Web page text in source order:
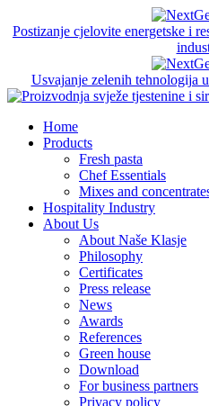
Postizanje cjelovite energetske i
Usvajanje zelenih tehnologija
Home
Products
Fresh pasta
Chef Essentials
Mixes and
Hospitality Industry
About Us
About Naše Klasje
Philosophy
Certificates
Press release
News
Awards
References
Green house
Download
For business partners
Privacy policy